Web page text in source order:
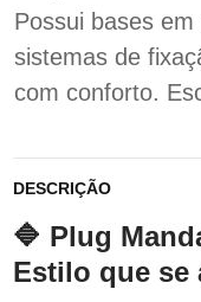
Possui bases
sistemas de
com conforto.
DESCRIÇÃO
🔷 Plug
Estilo que se